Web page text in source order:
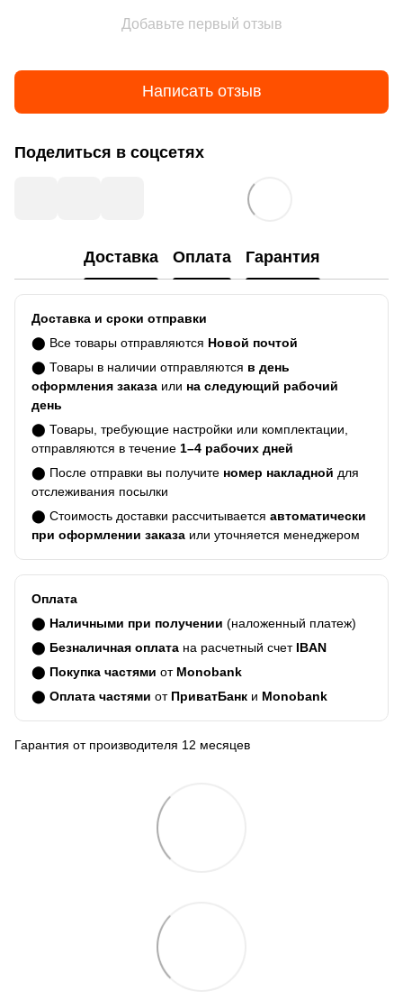
Добавьте первый отзыв
Написать отзыв
Поделиться в соцсетях
Доставка Оплата Гарантия
Доставка и сроки отправки
⬤ Все товары отправляются Новой почтой
⬤ Товары в наличии отправляются в день
оформления заказа или на следующий рабочий
день
⬤ Товары, требующие настройки или комплектации,
отправляются в течение 1–4 рабочих дней
⬤ После отправки вы получите номер накладной для
отслеживания посылки
⬤ Стоимость доставки рассчитывается автоматически
при оформлении заказа или уточняется менеджером
Оплата
⬤ Наличными при получении (наложенный платеж)
⬤ Безналичная оплата на расчетный счет IBAN
⬤ Покупка частями от Monobank
⬤ Оплата частями от ПриватБанк и Monobank
Гарантия от производителя 12 месяцев